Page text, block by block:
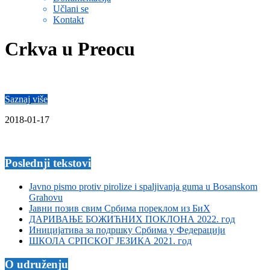
Učlani se
Kontakt
Crkva u Preocu
Saznaj više
2018-01-17
Poslednji tekstovi
Javno pismo protiv pirolize i spaljivanja guma u Bosanskom
Grahovu
Јавни позив свим Србима пореклом из БиХ
ДАРИВАЊЕ БОЖИЋНИХ ПОКЛОНА 2022. год
Иницијатива за подршку Србима у Федерацији
ШКОЛА СРПСКОГ ЈЕЗИКА 2021. год
O udruženju